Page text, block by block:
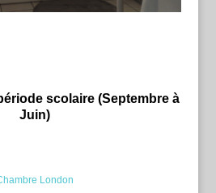
scolaire (Septembre à
Juin)
London